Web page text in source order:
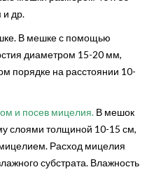
и др.
В мешке с помощью
диаметром 15-20 мм,
порядке на расстоянии 10-
и посев мицелия. В мешок
слоями толщиной 10-15 см,
Расход мицелия
субстрата. Влажность